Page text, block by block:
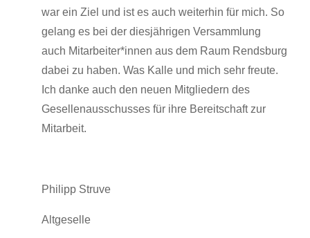
war ein Ziel und ist es auch weiterhin für mich. So
gelang es bei der diesjährigen Versammlung
auch Mitarbeiter*innen aus dem Raum Rendsburg
dabei zu haben. Was Kalle und mich sehr freute.
Ich danke auch den neuen Mitgliedern des
Gesellenausschusses für ihre Bereitschaft zur
Mitarbeit.
Philipp Struve
Altgeselle